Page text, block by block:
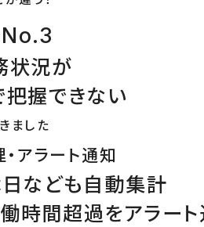
No.3
状況が
把握できない
ました
アラート通知
日なども自動集計
時間超過をアラー